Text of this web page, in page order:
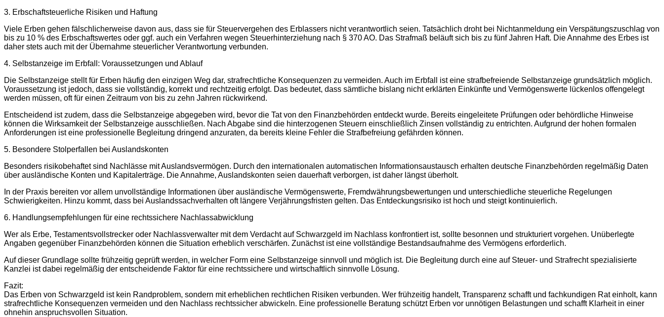
3. Erbschaftsteuerliche Risiken und Haftung
Viele Erben gehen fälschlicherweise davon aus, dass sie für Steuervergehen des Erblassers nicht verantwortlich seien. Tatsächlich droht bei Nichtanmeldung ein Verspätungszuschlag von
bis zu 10 % des Erbschaftswertes oder ggf. auch ein Verfahren wegen Steuerhinterziehung nach § 370 AO. Das Strafmaß beläuft sich bis zu fünf Jahren Haft. Die Annahme des Erbes ist
daher stets auch mit der Übernahme steuerlicher Verantwortung verbunden.
4. Selbstanzeige im Erbfall: Voraussetzungen und Ablauf
Die Selbstanzeige stellt für Erben häufig den einzigen Weg dar, strafrechtliche Konsequenzen zu vermeiden. Auch im Erbfall ist eine strafbefreiende Selbstanzeige grundsätzlich möglich.
Voraussetzung ist jedoch, dass sie vollständig, korrekt und rechtzeitig erfolgt. Das bedeutet, dass sämtliche bislang nicht erklärten Einkünfte und Vermögenswerte lückenlos offengelegt
werden müssen, oft für einen Zeitraum von bis zu zehn Jahren rückwirkend.
Entscheidend ist zudem, dass die Selbstanzeige abgegeben wird, bevor die Tat von den Finanzbehörden entdeckt wurde. Bereits eingeleitete Prüfungen oder behördliche Hinweise
können die Wirksamkeit der Selbstanzeige ausschließen. Nach Abgabe sind die hinterzogenen Steuern einschließlich Zinsen vollständig zu entrichten. Aufgrund der hohen formalen
Anforderungen ist eine professionelle Begleitung dringend anzuraten, da bereits kleine Fehler die Strafbefreiung gefährden können.
5. Besondere Stolperfallen bei Auslandskonten
Besonders risikobehaftet sind Nachlässe mit Auslandsvermögen. Durch den internationalen automatischen Informationsaustausch erhalten deutsche Finanzbehörden regelmäßig Daten
über ausländische Konten und Kapitalerträge. Die Annahme, Auslandskonten seien dauerhaft verborgen, ist daher längst überholt.
In der Praxis bereiten vor allem unvollständige Informationen über ausländische Vermögenswerte, Fremdwährungsbewertungen und unterschiedliche steuerliche Regelungen
Schwierigkeiten. Hinzu kommt, dass bei Auslandssachverhalten oft längere Verjährungsfristen gelten. Das Entdeckungsrisiko ist hoch und steigt kontinuierlich.
6. Handlungsempfehlungen für eine rechtssichere Nachlassabwicklung
Wer als Erbe, Testamentsvollstrecker oder Nachlassverwalter mit dem Verdacht auf Schwarzgeld im Nachlass konfrontiert ist, sollte besonnen und strukturiert vorgehen. Unüberlegte
Angaben gegenüber Finanzbehörden können die Situation erheblich verschärfen. Zunächst ist eine vollständige Bestandsaufnahme des Vermögens erforderlich.
Auf dieser Grundlage sollte frühzeitig geprüft werden, in welcher Form eine Selbstanzeige sinnvoll und möglich ist. Die Begleitung durch eine auf Steuer- und Strafrecht spezialisierte
Kanzlei ist dabei regelmäßig der entscheidende Faktor für eine rechtssichere und wirtschaftlich sinnvolle Lösung.
Fazit:
Das Erben von Schwarzgeld ist kein Randproblem, sondern mit erheblichen rechtlichen Risiken verbunden. Wer frühzeitig handelt, Transparenz schafft und fachkundigen Rat einholt, kann
strafrechtliche Konsequenzen vermeiden und den Nachlass rechtssicher abwickeln. Eine professionelle Beratung schützt Erben vor unnötigen Belastungen und schafft Klarheit in einer
ohnehin anspruchsvollen Situation.